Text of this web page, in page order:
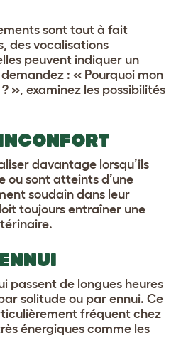
sont tout à fait
des vocalisations
peuvent indiquer un
: « Pourquoi mon
», examinez les possibilités
davantage lorsqu’ils
ou sont atteints d’une
soudain dans leur
toujours entraîner une
passent de longues heures
solitude ou par ennui. Ce
fréquent chez
énergiques comme les